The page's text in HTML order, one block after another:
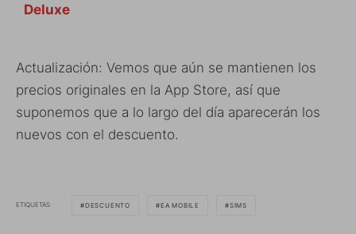
Deluxe
Actualización: Vemos que aún se mantienen los
precios originales en la App Store, así que
suponemos que a lo largo del día aparecerán los
nuevos con el descuento.
ETIQUETAS DESCUENTO EA MOBILE SIMS